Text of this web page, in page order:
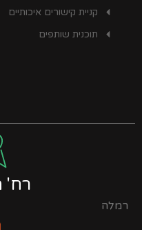
קניית קישורים איכותיים
תוכנית שותפים
רח'
רמלה